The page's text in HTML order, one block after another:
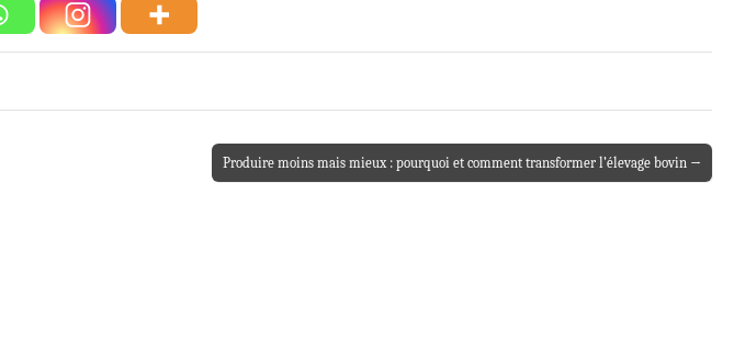
Produire moins mais mieux : pourquoi et comment transformer l’élevage bovin →